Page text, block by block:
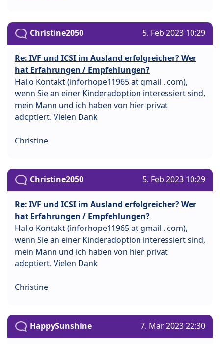
Christine2050 5. Feb 2023 10:29
Re: IVF und ICSI im Ausland erfolgreicher? Wer
hat Erfahrungen / Empfehlungen?
Hallo Kontakt (inforhope11965 at gmail . com),
wenn Sie an einer Kinderadoption interessiert sind,
mein Mann und ich haben von hier privat
adoptiert. Vielen Dank
Christine
Christine2050 5. Feb 2023 10:29
Re: IVF und ICSI im Ausland erfolgreicher? Wer
hat Erfahrungen / Empfehlungen?
Hallo Kontakt (inforhope11965 at gmail . com),
wenn Sie an einer Kinderadoption interessiert sind,
mein Mann und ich haben von hier privat
adoptiert. Vielen Dank
Christine
HappySunshine 7. Mär 2023 22:30